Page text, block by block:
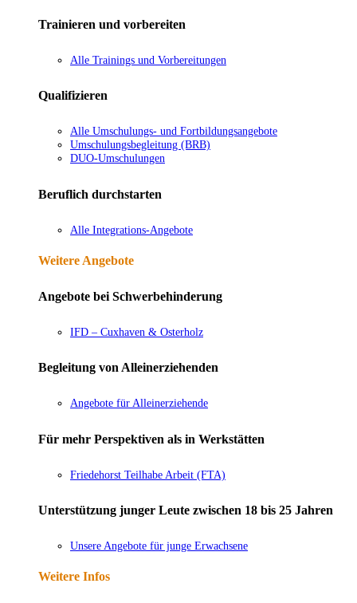
Trainieren und vorbereiten
Alle Trainings und Vorbereitungen
Qualifizieren
Alle Umschulungs- und Fortbildungsangebote
Umschulungsbegleitung (BRB)
DUO-Umschulungen
Beruflich durchstarten
Alle Integrations-Angebote
Weitere Angebote
Angebote bei Schwerbehinderung
IFD – Cuxhaven & Osterholz
Begleitung von Alleinerziehenden
Angebote für Alleinerziehende
Für mehr Perspektiven als in Werkstätten
Friedehorst Teilhabe Arbeit (FTA)
Unterstützung junger Leute zwischen 18 bis 25 Jahren
Unsere Angebote für junge Erwachsene
Weitere Infos